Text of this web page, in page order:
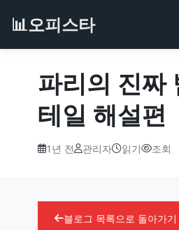
📊오피스타
파리의 진짜
테일 해설편
1년 전 관리자 읽기 조회
블로그 목록으로 돌아가기